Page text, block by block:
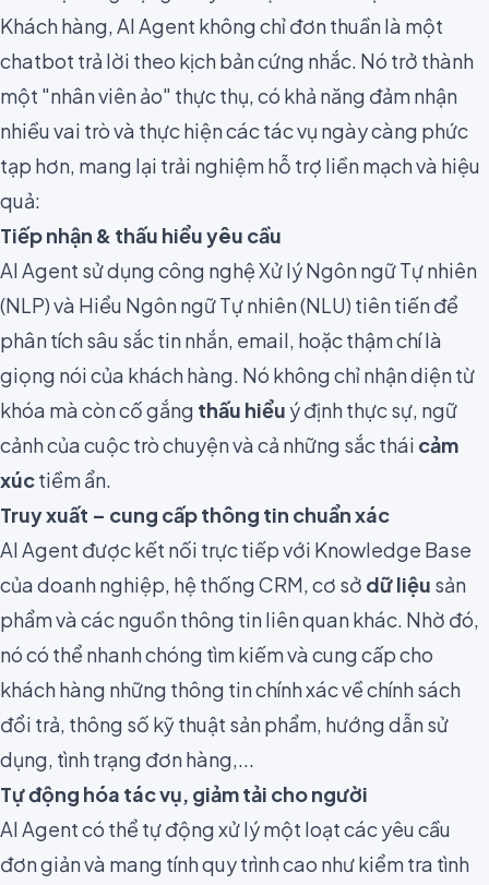
Khách hàng, AI Agent không chỉ đơn thuần là một
chatbot trả lời theo kịch bản cứng nhắc. Nó trở thành
một "nhân viên ảo" thực thụ, có khả năng đảm nhận
nhiều vai trò và thực hiện các tác vụ ngày càng phức
tạp hơn, mang lại trải nghiệm hỗ trợ liền mạch và hiệu
quả:
Tiếp nhận & thấu hiểu yêu cầu
AI Agent sử dụng công nghệ Xử lý Ngôn ngữ Tự nhiên
(NLP) và Hiểu Ngôn ngữ Tự nhiên (NLU) tiên tiến để
phân tích sâu sắc tin nhắn, email, hoặc thậm chí là
giọng nói của khách hàng. Nó không chỉ nhận diện từ
khóa mà còn cố gắng thấu hiểu ý định thực sự, ngữ
cảnh của cuộc trò chuyện và cả những sắc thái cảm
xúctiềm ẩn.
Truy xuất – cung cấp thông tin chuẩn xác
AI Agent được kết nối trực tiếp với Knowledge Base
của doanh nghiệp, hệ thống CRM, cơ sở dữ liệu sản
phẩm và các nguồn thông tin liên quan khác. Nhờ đó,
nó có thể nhanh chóng tìm kiếm và cung cấp cho
khách hàng những thông tin chính xác về chính sách
đổi trả, thông số kỹ thuật sản phẩm, hướng dẫn sử
dụng, tình trạng đơn hàng,...
Tự động hóa tác vụ, giảm tải cho người
AI Agent có thể tự động xử lý một loạt các yêu cầu
đơn giản và mang tính quy trình cao như kiểm tra tình